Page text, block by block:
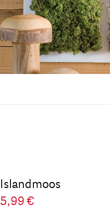
Islandmoos
5,99 €